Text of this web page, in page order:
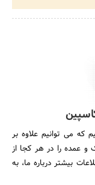
می توانیم علاوه بر
عمده را در هر کجا از
بیشتر درباره ما، به